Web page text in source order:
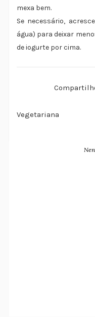
mexa bem.
Se necessário,
água) para deixar
de iogurte por cima.
Vegetariana